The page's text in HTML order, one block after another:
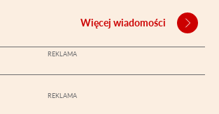
Więcej wiadomości